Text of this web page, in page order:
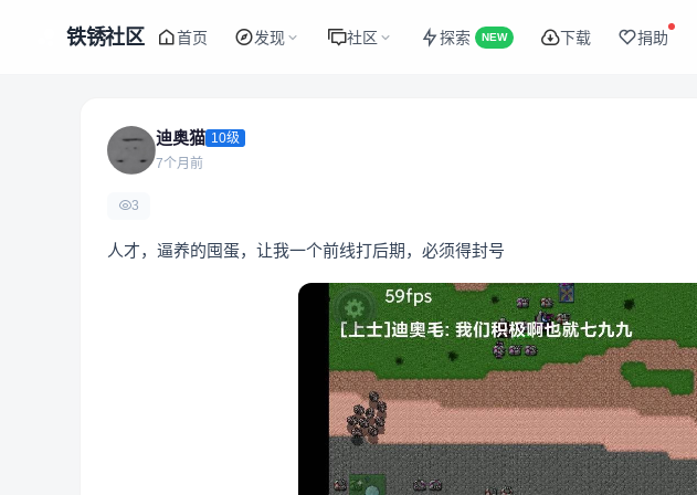
铁锈社区 首页 发现 社区 探索 NEW 下载 捐助
迪奥猫 10级
7个月前
3
人才，逼养的囤蛋，让我一个前线打后期，必须得封号